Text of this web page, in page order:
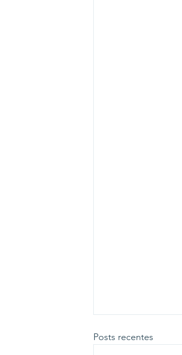
Posts recentes